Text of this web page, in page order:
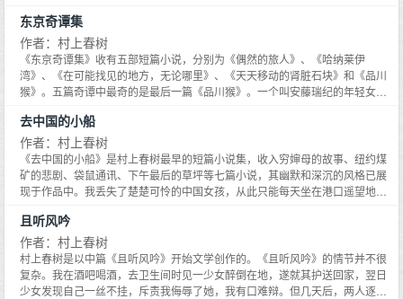
情开始的地方，也（几乎）是一切事情结束的地方。然而，在这样深刻的同性
之爱里，读者亦可瞥见作者刻意放入的异性爱恋，这些欲言又止的莫名情愫，
搀杂揉合而成一股朦胧谜样的结局，再再试探着村上迷的阅读品位
来。十六年来，他们始终没有见面.如今已经三十六岁的多崎作，在女朋友的劝
告下，终于下决心去拜访抛弃自己的四个朋友，弄清真相。由此开始他的巡礼
之年。当最后一块拼图集齐，谜底揭开，十六年前的秘密、十六年间的变化，
以及十六年后的结局，都令人唏嘘伤痛。
东京奇谭集
作者：村上春树
《东京奇谭集》收有五部短篇小说，分别为《偶然的旅人》、《哈纳莱伊
湾》、《在可能找见的地方，无论哪里》、《天天移动的肾脏石块》和《品川
猴》。五篇奇谭中最奇的是最后一篇《品川猴》。一个叫安藤瑞纪的年轻女子
起因于一只猴……虽说是奇谭，但村上春树在小说中讨论的仍然是形而上的人
生问题。谭通谈，奇谭即奇谈、奇闻之意。众所周知，村上小说的篇名大多声
东击西，避实就虚，而这部短篇集却表里如一，果然是发生在东京的奇谭。小
说通过偶然性突出了人生命运的神秘感。在这部短篇集里，村上春树一如既
往，依然在不动声色地拆除着现实与非现实或此岸世界与彼岸世界之间的篱
从庸常的世俗生活中剥离出灵魂信息和人性机微。
去中国的小船
作者：村上春树
《去中国的小船》是村上春树最早的短篇小说集，收入穷婶母的故事、纽约煤
矿的悲剧、袋鼠通讯、下午最后的草坪等七篇小说，其幽默和深沉的风格已展
现于作品中。我丢失了楚楚可怜的中国女孩，从此只能每天坐在港口遥望地平
的纽约煤矿，静等着空气的枯竭。 但我并没有丧失生活的希望，尽管我设想的
穷婶母社会还远在1980年；我也没有忘记时不时跟生活开个玩笑，在悉尼肮脏
的绿色大街当一回滑稽侦探。 村上春树最早的短篇小说集。村上春树的深沉，
村上春树的幽默，凝聚于此。在日本当代作家中，村上春树的确是个不同凡响
的存在，一颗文学奇星。短短十几年时间里，他的作品便风行东瀛列岛。本书
且听风吟
作者：村上春树
村上春树是以中篇《且听风吟》开始文学创作的。《且听风吟》的情节并不很
复杂。我在酒吧喝酒，去卫生间时见一少女醉倒在地，遂就其护送回家，翌日
少女发现自己一丝不挂，斥责我侮辱了她，我有口难辩。但几天后，两人逐渐